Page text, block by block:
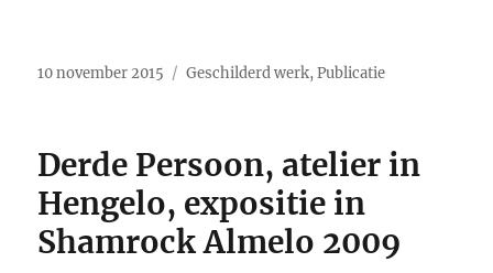
Geplaatst
10 november 2015 Categorieën
Geschilderd werk,Publicatie
Derde Persoon, atelier in
Hengelo, expositie in
Shamrock Almelo 2009